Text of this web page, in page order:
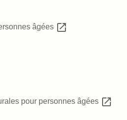
âgées open_in_new
pour personnes âgées open_in_new